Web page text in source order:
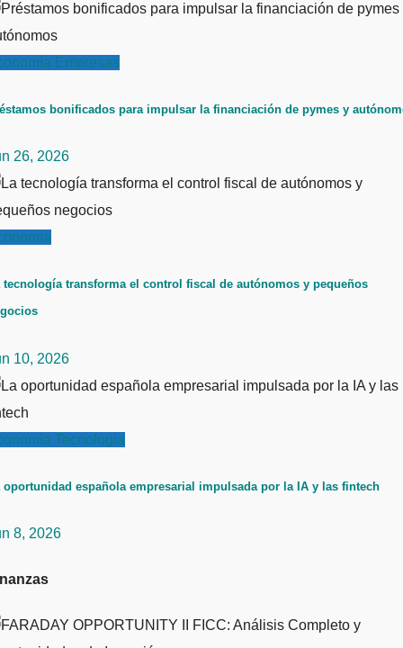
Empresas
bonificados para impulsar la financiación de pymes y
26, 2026
tecnología transforma el control fiscal de autónomos y pequeños
10, 2026
Tecnología
oportunidad española empresarial impulsada por la IA y las fintech
8, 2026